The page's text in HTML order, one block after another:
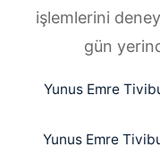
işlemlerini
gün
Yunus Emre
Yunus Emre